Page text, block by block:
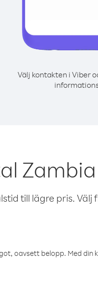
Välj kontakten i Viber
till lägre pris.
oavsett belopp. Med din